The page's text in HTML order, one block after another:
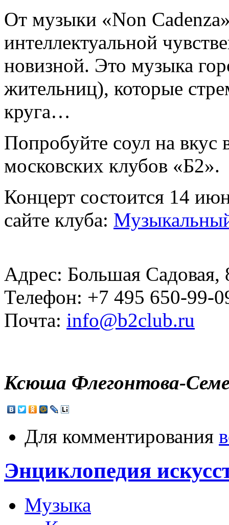
От музыки «Non
интеллектуальной
новизной. Это музыка
жительниц), которые
круга…
Попробуйте соул на
московских клубов «Б2».
Концерт состоится 14
сайте клуба:
Адрес: Большая Садовая,
Телефон: +7 495 650-99-
Почта: info@b2club.ru
Ксюша Флегонтова-
Для комментирования
Энциклопедия
Музыка